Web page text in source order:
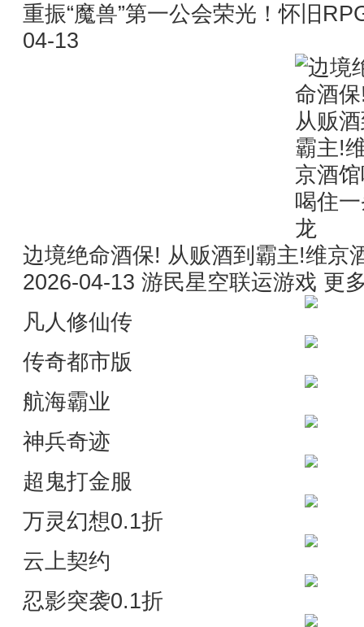
重振“魔兽”第一公会荣光！怀旧
04-13
边境绝命酒保! 从贩酒到霸主!维京
2026-04-13 游民星空联运游戏 更
凡人修仙传
传奇都市版
航海霸业
神兵奇迹
超鬼打金服
万灵幻想0.1折
云上契约
忍影突袭0.1折